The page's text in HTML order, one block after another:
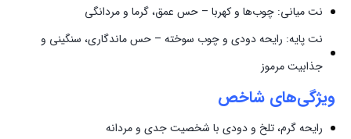
نت میانی: چوب‌ها و کهربا – حس عمق، گرما و مردانگی
نت پایه: رایحه دودی و چوب سوخته – حس ماندگاری، سنگینی و
جذابیت مرموز
ویژگی‌های شاخص
رایحه گرم، تلخ و دودی با شخصیت جدی و مردانه